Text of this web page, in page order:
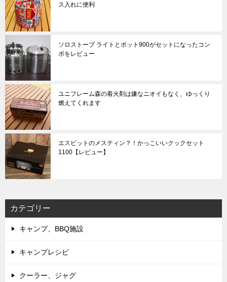
ス入れに便利
ソロストーブ ライトとポット900がセットになったコン
ボをレビュー
ユニフレーム森の着火剤は嫌なニオイもなく、ゆっくり
燃えてくれます
エスビットのメスティン？！かっこいいクックセット
1100【レビュー】
カテゴリー
キャンプ、BBQ施設
キャンプレシピ
クーラー、ジャグ